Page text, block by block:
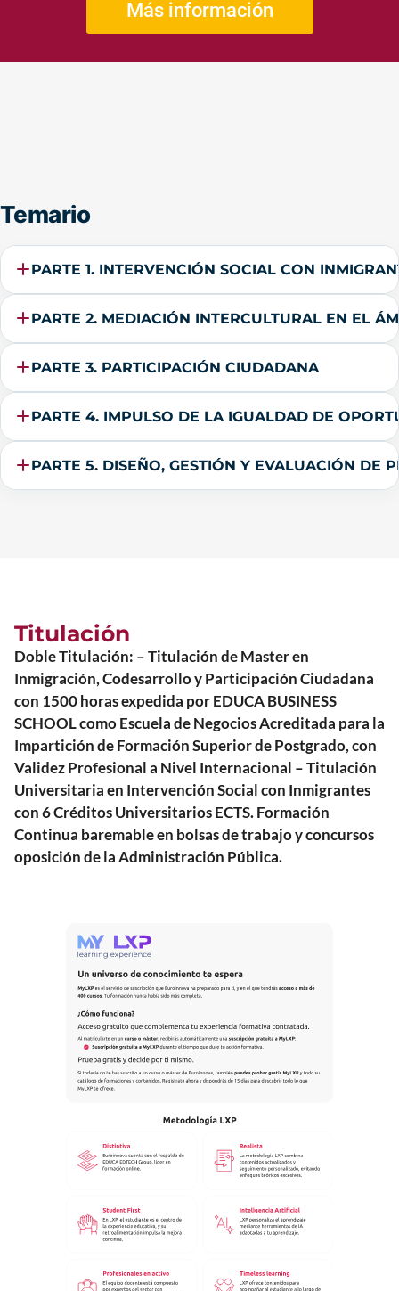
Más información
Temario
PARTE 1. INTERVENCIÓN SOCIAL CON
PARTE 2. MEDIACIÓN INTERCULTURAL EN EL
PARTE 3. PARTICIPACIÓN CIUDADANA
PARTE 4. IMPULSO DE LA IGUALDAD DE
PARTE 5. DISEÑO, GESTIÓN Y EVALUACIÓN DE
Titulación
Doble Titulación: – Titulación de Master en
Inmigración, Codesarrollo y Participación Ciudadana
con 1500 horas expedida por EDUCA BUSINESS
SCHOOL como Escuela de Negocios Acreditada para la
Impartición de Formación Superior de Postgrado, con
Validez Profesional a Nivel Internacional – Titulación
Universitaria en Intervención Social con Inmigrantes
con 6 Créditos Universitarios ECTS. Formación
Continua baremable en bolsas de trabajo y concursos
oposición de la Administración Pública.